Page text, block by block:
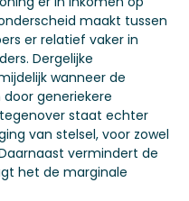
maakt tussen
er relatief vaker in
Dergelijke
wanneer de
generiekere
staat echter
van stelsel, voor zowel
vermindert de
het de marginale